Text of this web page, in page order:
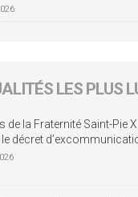
LES PLUS
de la Fraternité Saint-Pie
le décret